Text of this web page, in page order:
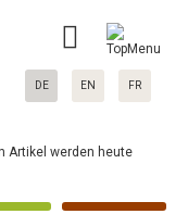
DE EN FR
Artikel werden heute